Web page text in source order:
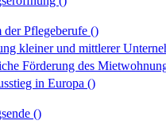
der Pflegeberufe ()
kleiner und mittlerer
Förderung des
in Europa ()
()